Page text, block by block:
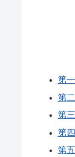
第
第
第
第
第